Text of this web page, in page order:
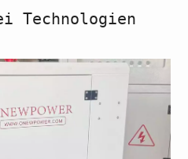
Technologien